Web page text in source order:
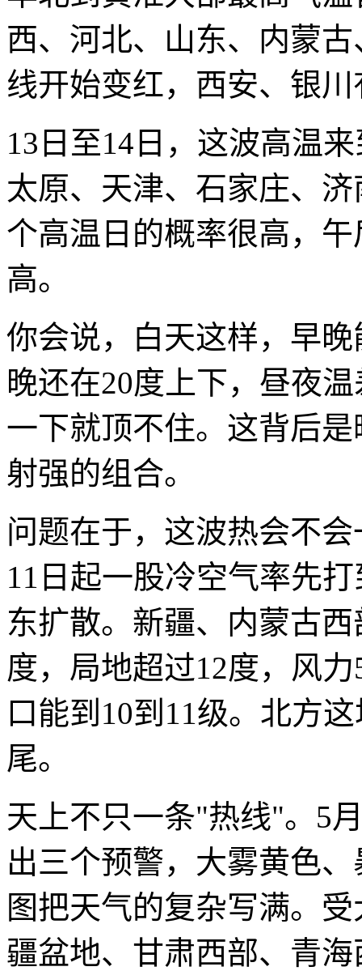
西、河北、山东、内蒙
线开始变红，西安、银
13日至14日，这波高温
太原、天津、石家庄、
个高温日的概率很高，
高。
你会说，白天这样，早
晚还在20度上下，昼夜
一下就顶不住。这背后
射强的组合。
问题在于，这波热会不
11日起一股冷空气率先
东扩散。新疆、内蒙古
度，局地超过12度，风
口能到10到11级。北方
尾。
天上不只一条"热线"。5
出三个预警，大雾黄色
图把天气的复杂写满。
疆盆地、甘肃西部、青